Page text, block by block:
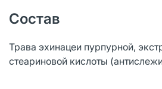
Состав
Трава эхинацеи пурпурной,
стеариновой кислоты